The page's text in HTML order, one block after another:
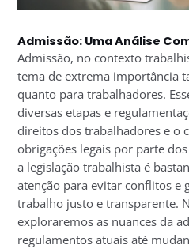
Admissão: Uma Análise
Admissão, no contexto
tema de extrema importância
quanto para trabalhadores.
diversas etapas e
direitos dos trabalhadores e o
obrigações legais por parte
a legislação trabalhista é
atenção para evitar conflitos e
trabalho justo e transparente.
exploraremos as nuances da
regulamentos atuais até